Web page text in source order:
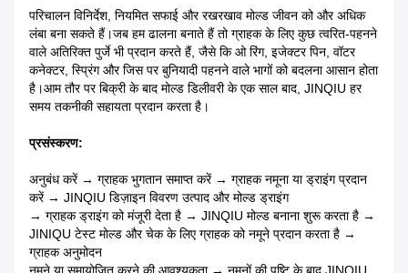
परिचालन विनिर्देश, नियमित सफाई और रखरखाव मोल्ड जीवन को और अधिक
लंबा बना सकते हैं।जब हम ढालना बनाते हैं तो ग्राहक के लिए कुछ त्वरित-पहनने
वाले अतिरिक्त पुर्जे भी प्रदान करते हैं, जैसे कि ओ रिंग, इजेक्टर पिन, वॉटर
कनेक्टर, स्प्रिंग और जिस पर बुनियादी पहनने वाले भागों को बदलना आसान होता
है।आम तौर पर बिक्री के बाद मोल्ड डिलीवरी के एक साल बाद, JINQIU हर
समय तकनीकी सहायता प्रदान करता है।
प्रसंस्करण:
अनुबंध करें → ग्राहक भुगतान समाप्त करें → ग्राहक नमूना या ड्राइंग प्रदान
करें → JINQIU डिज़ाइन विवरण उत्पाद और मोल्ड ड्राइंग
→ ग्राहक ड्राइंग को मंजूरी देता है → JINQIU मोल्ड बनाना शुरू करता है →
JINIQU टेस्ट मोल्ड और चेक के लिए ग्राहक को नमूने प्रदान करता है →
ग्राहक अनुमोदन